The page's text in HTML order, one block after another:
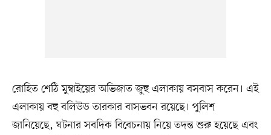
রোহিত শেঠি মুম্বাইয়ের অভিজাত জুহু এলাকায় বসবাস করেন। এই
এলাকায় বহু বলিউড তারকার বাসভবন রয়েছে। পুলিশ
জানিয়েছে, ঘটনার সবদিক বিবেচনায় নিয়ে তদন্ত শুরু হয়েছে এবং